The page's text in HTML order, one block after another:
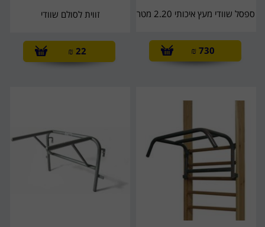
ספסל שוודי מעץ איכותי 2.20 מטר
730
₪
זווית לסולם שוודי
22
₪